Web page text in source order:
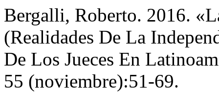
Bergalli, Roberto. 2016.
(Realidades De La
De Los Jueces En
55 (noviembre):51-69.